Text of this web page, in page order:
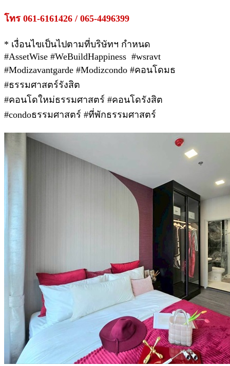
โทร 061-6161426 / 065-4496399
* เงื่อนไขเป็นไปตามที่บริษัทฯ กำหนด
#AssetWise #WeBuildHappiness #wsravt
#Modizavantgarde #Modizcondo #คอนโดมธ
#ธรรมศาสตร์รังสิต
#คอนโดใหม่ธรรมศาสตร์ #คอนโดรังสิต
#condoธรรมศาสตร์ #ที่พักธรรมศาสตร์